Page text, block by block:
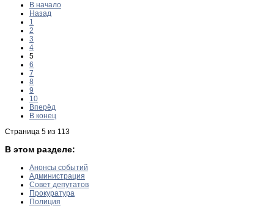
В начало
Назад
1
2
3
4
5
6
7
8
9
10
Вперёд
В конец
Страница 5 из 113
В этом разделе:
Анонсы событий
Администрация
Совет депутатов
Прокуратура
Полиция